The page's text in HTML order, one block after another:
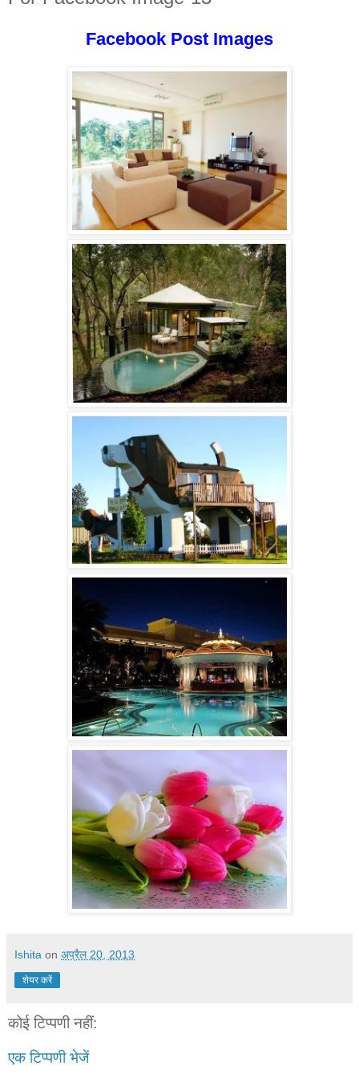
Facebook Post Images
Ishita on अप्रैल 20, 2013
शेयर करें
कोई टिप्पणी नहीं:
एक टिप्पणी भेजें